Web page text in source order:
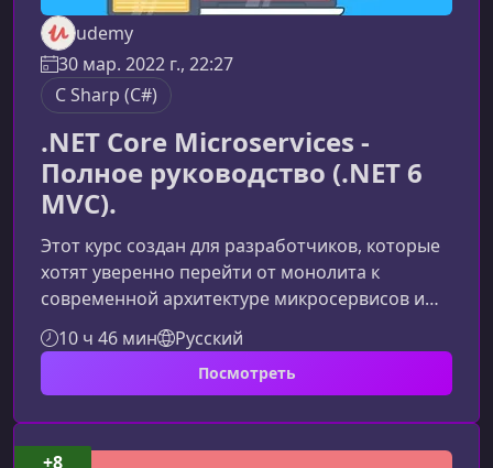
udemy
30 мар. 2022 г., 22:27
C Sharp (C#)
.NET Core Microservices -
Полное руководство (.NET 6
MVC).
Этот курс создан для разработчиков, которые
хотят уверенно перейти от монолита к
современной архитектуре микросервисов и
шаг за шагом освоить построение
распределённых систем на базе .NET 6,
WebAPI, MVC, Ocelot, Duende Identity Server и
курсаКурс помогает понять не только теорию,
но и практическую реализацию
10 ч 46 мин Русский
Посмотреть
+8